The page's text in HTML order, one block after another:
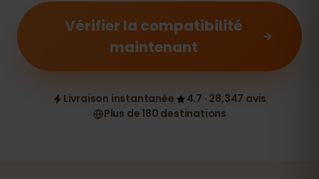
Vérifier la compatibilité
maintenant
Livraison instantanée
4.7 · 28,347 avis
Plus de 180 destinations